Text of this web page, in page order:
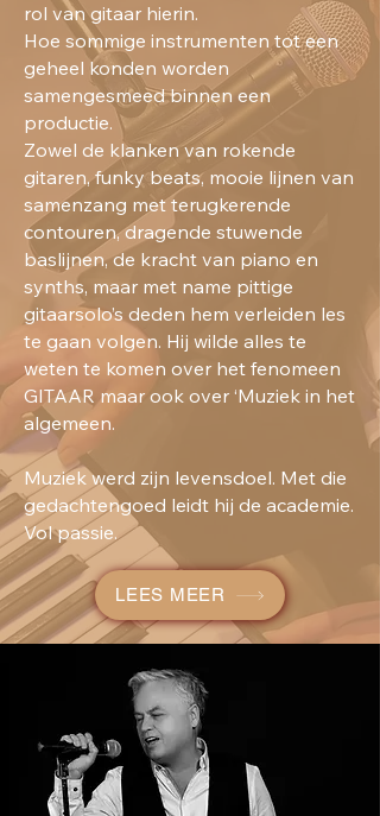
rol van gitaar hierin.
Hoe sommige instrumenten tot een
geheel konden worden
samengesmeed binnen een
productie.
Zowel de klanken van rokende
gitaren, funky beats, mooie lijnen van
samenzang met terugkerende
contouren, dragende stuwende
baslijnen, de kracht van piano en
synths, maar met name pittige
gitaarsolo’s deden hem verleiden les
te gaan volgen. Hij wilde alles te
weten te komen over het fenomeen
GITAAR maar ook over ‘Muziek in het
algemeen.
Muziek werd zijn levensdoel. Met die
gedachtengoed leidt hij de academie.
Vol passie.
LEES MEER